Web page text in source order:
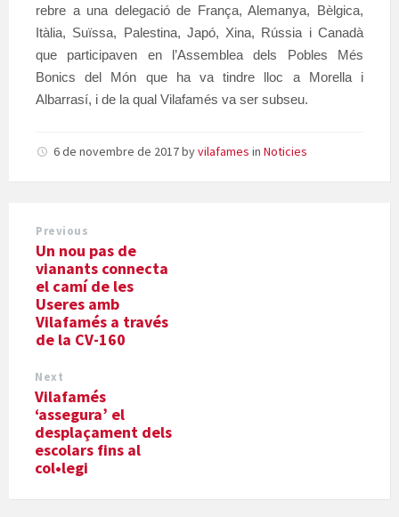
rebre a una delegació de França, Alemanya, Bèlgica,
Itàlia, Suïssa, Palestina, Japó, Xina, Rússia i Canadà
que participaven en l’Assemblea dels Pobles Més
Bonics del Món que ha va tindre lloc a Morella i
Albarrasí, i de la qual Vilafamés va ser subseu.
6 de novembre de 2017byvilafames in Noticies
Previous
Un nou pas de
vianants connecta
el camí de les
Useres amb
Vilafamés a través
de la CV-160
Next
Vilafamés
‘assegura’ el
desplaçament dels
escolars fins al
col•legi